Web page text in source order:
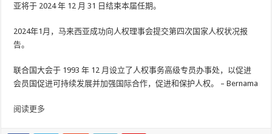
亚将于 2024 年 12 月 31 日结束本届任期。
2024年1月，马来西亚成功向人权理事会提交第四次国家人权状况报
告。
联合国大会于 1993 年 12 月设立了人权事务高级专员办事处，以促进
会员国促进可持续发展并加强国际合作，促进和保护人权。 – Bernama
阅读更多